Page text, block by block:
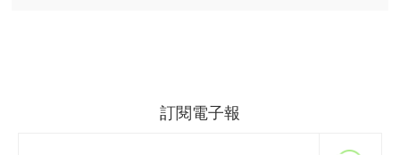
訂閱電子報